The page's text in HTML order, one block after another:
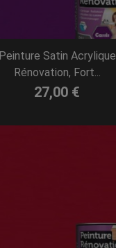
Peinture Satin Acrylique
Rénovation, Fort...
27,00 €